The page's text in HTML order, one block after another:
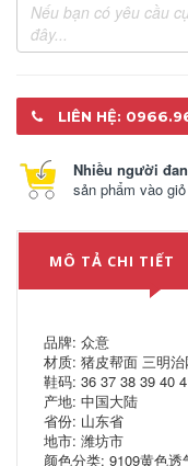
LIÊN HỆ:
Nhiều người
sản phẩm vào
MÔ TẢ CHI TIẾT
品牌: 众意
材质: 猪皮帮面 三明
鞋码: 36 37 38 39 40
产地: 中国大陆
省份: 山东省
地市: 潍坊市
颜色分类: 9109黄色